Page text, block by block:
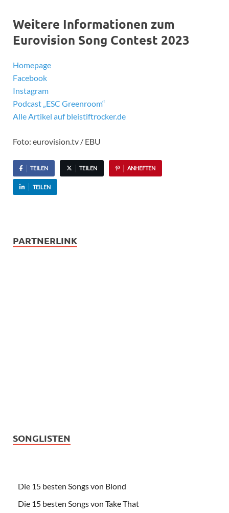
Weitere Informationen zum
Eurovision Song Contest 2023
Homepage
Facebook
Instagram
Podcast „ESC Greenroom“
Alle Artikel auf bleistiftrocker.de
Foto: eurovision.tv / EBU
TEILEN TEILEN ANHEFTEN
TEILEN
PARTNERLINK
SONGLISTEN
Die 15 besten Songs von Blond
Die 15 besten Songs von Take That